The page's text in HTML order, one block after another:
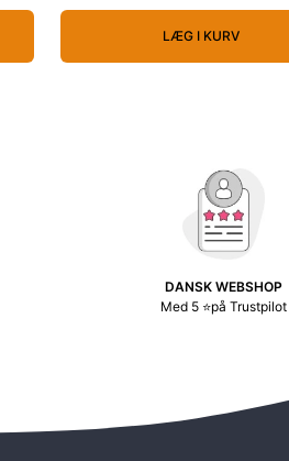
LÆG I KURV
DANSK WEBSHOP
Med 5 ⭐på Trustpilot